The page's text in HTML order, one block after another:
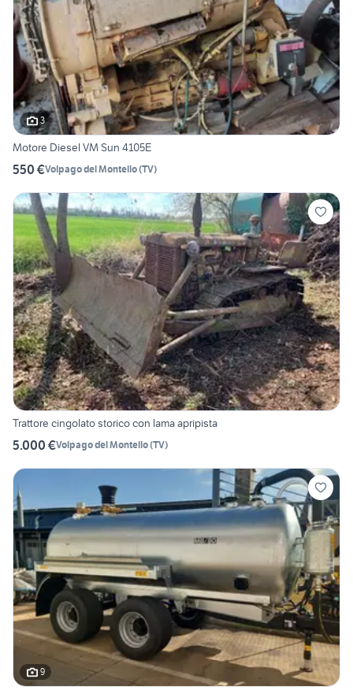
3
Motore Diesel VM Sun 4105E
550 €Volpago del Montello(TV)
Trattore cingolato storico con lama apripista
5.000 €Volpago del Montello(TV)
9